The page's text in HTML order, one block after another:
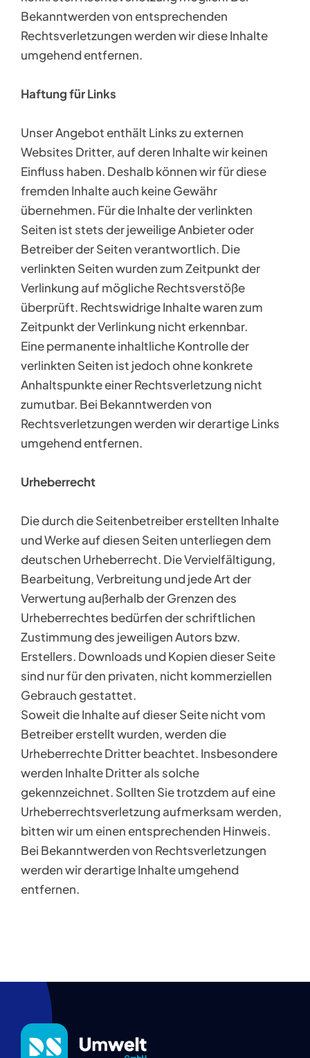
Bekanntwerden von entsprechenden
Rechtsverletzungen werden wir diese Inhalte
umgehend entfernen.
Haftung für Links
Unser Angebot enthält Links zu externen
Websites Dritter, auf deren Inhalte wir keinen
Einfluss haben. Deshalb können wir für diese
fremden Inhalte auch keine Gewähr
übernehmen. Für die Inhalte der verlinkten
Seiten ist stets der jeweilige Anbieter oder
Betreiber der Seiten verantwortlich. Die
verlinkten Seiten wurden zum Zeitpunkt der
Verlinkung auf mögliche Rechtsverstöße
überprüft. Rechtswidrige Inhalte waren zum
Zeitpunkt der Verlinkung nicht erkennbar.
Eine permanente inhaltliche Kontrolle der
verlinkten Seiten ist jedoch ohne konkrete
Anhaltspunkte einer Rechtsverletzung nicht
zumutbar. Bei Bekanntwerden von
Rechtsverletzungen werden wir derartige Links
umgehend entfernen.
Urheberrecht
Die durch die Seitenbetreiber erstellten Inhalte
und Werke auf diesen Seiten unterliegen dem
deutschen Urheberrecht. Die Vervielfältigung,
Bearbeitung, Verbreitung und jede Art der
Verwertung außerhalb der Grenzen des
Urheberrechtes bedürfen der schriftlichen
Zustimmung des jeweiligen Autors bzw.
Erstellers. Downloads und Kopien dieser Seite
sind nur für den privaten, nicht kommerziellen
Gebrauch gestattet.
Soweit die Inhalte auf dieser Seite nicht vom
Betreiber erstellt wurden, werden die
Urheberrechte Dritter beachtet. Insbesondere
werden Inhalte Dritter als solche
gekennzeichnet. Sollten Sie trotzdem auf eine
Urheberrechtsverletzung aufmerksam werden,
bitten wir um einen entsprechenden Hinweis.
Bei Bekanntwerden von Rechtsverletzungen
werden wir derartige Inhalte umgehend
entfernen.